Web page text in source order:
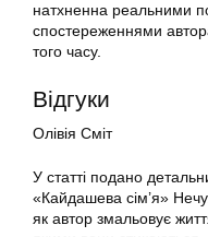
натхненна реальними
спостереженнями
того часу.
Відгуки
Олівія Сміт
У статті подано
«Кайдашева сім’я»
як автор змальовує